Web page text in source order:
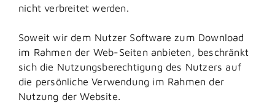
nicht verbreitet werden.
Soweit wir dem Nutzer Software zum Download
im Rahmen der Web-Seiten anbieten, beschränkt
sich die Nutzungsberechtigung des Nutzers auf
die persönliche Verwendung im Rahmen der
Nutzung der Website.